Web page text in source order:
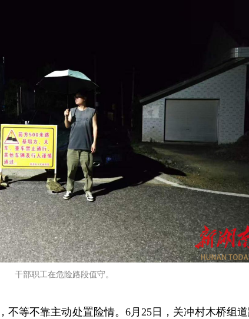
干部职工在危险路段值守。
不等不靠主动处置险情。6月25日，关冲村木桥组